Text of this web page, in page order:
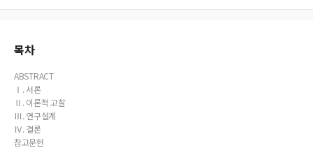
목차
ABSTRACT
Ⅰ. 서론
Ⅱ. 이론적 고찰
Ⅲ. 연구설계
Ⅳ. 결론
참고문헌